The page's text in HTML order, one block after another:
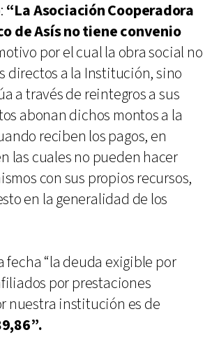
“La Asociación Cooperadora
de Asís no tiene convenio
por el cual la obra social no
directos a la Institución, sino
a través de reintegros a sus
abonan dichos montos a la
reciben los pagos, en
las cuales no pueden hacer
con sus propios recursos,
en la generalidad de los
fecha “la deuda exigible por
por prestaciones
nuestra institución es de